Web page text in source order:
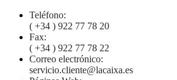
Teléfono:
( +34 ) 922 77 78 20
Fax:
( +34 ) 922 77 78 22
Correo electrónico:
servicio.cliente@lacaixa.es